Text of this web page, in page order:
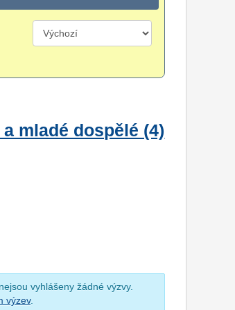
mladé dospělé (4)
vyhlášeny žádné výzvy.
výzev.